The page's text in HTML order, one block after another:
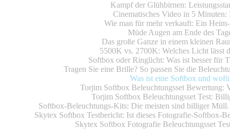
Kampf der Glühbirnen:
Cinematisches Video in 5
Wie man für mehr verkauft: Ein
Müde Augen am Ende des
Das große Ganze in einem kleinen
5500K vs. 2700K: Welches Licht lässt
Softbox oder Ringlicht: Was ist besser für
Tragen Sie eine Brille? So passen Sie die
Was ist eine Softbox und
Torjim Softbox Beleuchtungsset Bewertung:
Torjim Softbox Beleuchtungsset Test:
Softbox-Beleuchtungs-Kits: Die meisten sind billiger
Skytex Softbox Testbericht: Ist dieses Fotografie-Softbox-
Skytex Softbox Fotografie Beleuchtungsset